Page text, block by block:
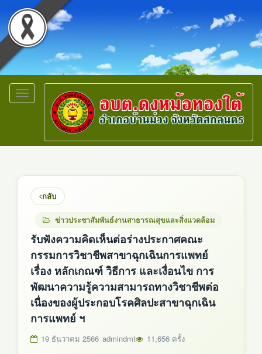
Toggle
navigation
กลับ
ข่าวประชาสัมพันธ์งานสาธารณสุขและสิ่งแวดล้อม
รับฟังความคิดเห็นต่อร่างประกาศคณะ
กรรมการวิชาชีพสาขาฉุกเฉินการแพทย์
เรื่อง หลักเกณฑ์ วิธีการ และเงื่อนไข การ
พัฒนาความรู้ความสามารถทางวิชาชีพต่อ
เนื่องของผู้ประกอบโรคศิลปะสาขาฉุกเฉิน
การแพทย์ ฯ
19 ธันวาคม 2566 admindmt 11,656 ครั้ง